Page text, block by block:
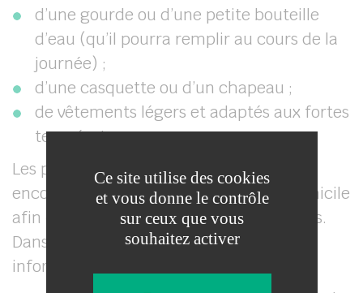
d’une gourde ou d’une petite bouteille
d’eau (qu’il pourra remplir au cours de la
journée) ;
d’une casquette ou d’un chapeau ;
de vêtements légers et adaptés aux fortes
températures.
Les parents qui en ont la possibilité sont
encouragés à garder leurs enfants à domicile
afin d’alléger les effectifs dans les classes.
Dans ce cas, nous vous remercions d’en
informer l’école.
Ce site utilise des cookies
et vous donne le contrôle
sur ceux que vous
souhaitez activer